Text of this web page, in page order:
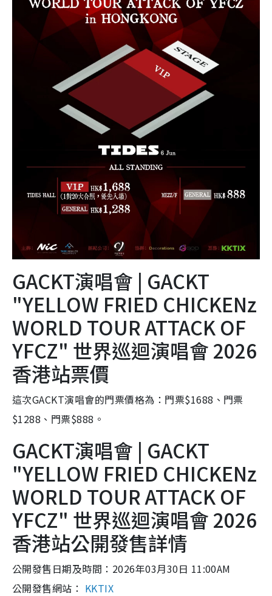
GACKT演唱會 | GACKT
"YELLOW FRIED CHICKENz
WORLD TOUR ATTACK OF
YFCZ" 世界巡迴演唱會 2026
香港站票價
這次GACKT演唱會的門票價格為：門票$1688、門票
$1288、門票$888。
GACKT演唱會 | GACKT
"YELLOW FRIED CHICKENz
WORLD TOUR ATTACK OF
YFCZ" 世界巡迴演唱會 2026
香港站公開發售詳情
公開發售日期及時間：2026年03月30日 11:00AM
公開發售網站： KKTIX